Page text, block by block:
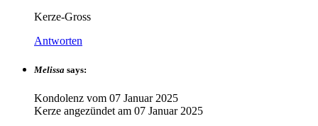
Kerze-Gross
Antworten
Melissa says:
Kondolenz vom 07 Januar 2025
Kerze angezündet am 07 Januar 2025